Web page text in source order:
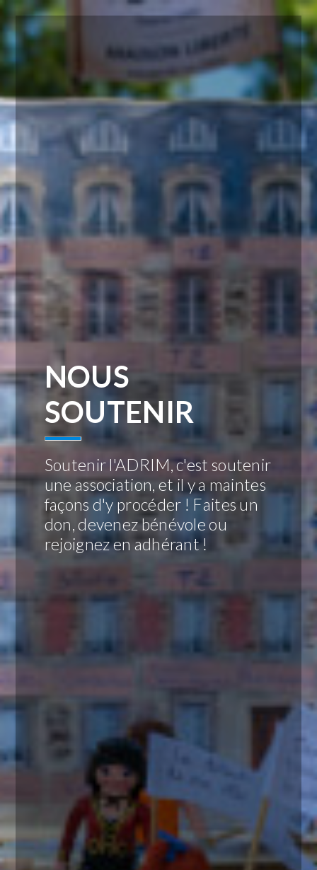
NOUS
SOUTENIR
Soutenir l'ADRIM, c'est soutenir
une association, et il y a maintes
façons d'y procéder ! Faites un
don, devenez bénévole ou
rejoignez en adhérant !